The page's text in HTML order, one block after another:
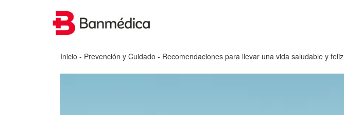
Inicio - Prevención y Cuidado - Recomendaciones para llevar una vida saludable y feliz